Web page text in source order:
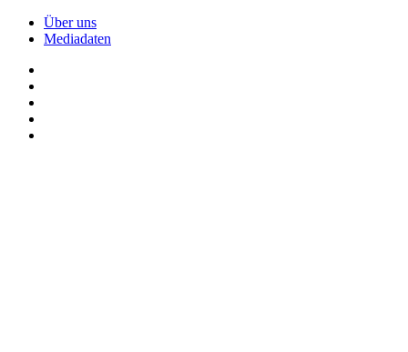
Über uns
Mediadaten